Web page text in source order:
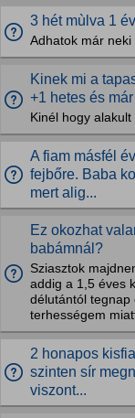
3 hét mùlva 1
Adhatok már
Kinek mi a
+1 hetes és
Kinél hogy
A fiam másfél
fejbőre. Baba
mert alig...
Ez okozhat
babámnál?
Sziasztok
addig a 1,5 éves
délutántól tegnap
terhességem
2 honapos
szinten sír
viszont...